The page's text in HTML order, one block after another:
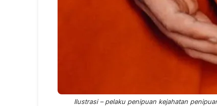
Ilustrasi – pelaku penipuan kejahatan